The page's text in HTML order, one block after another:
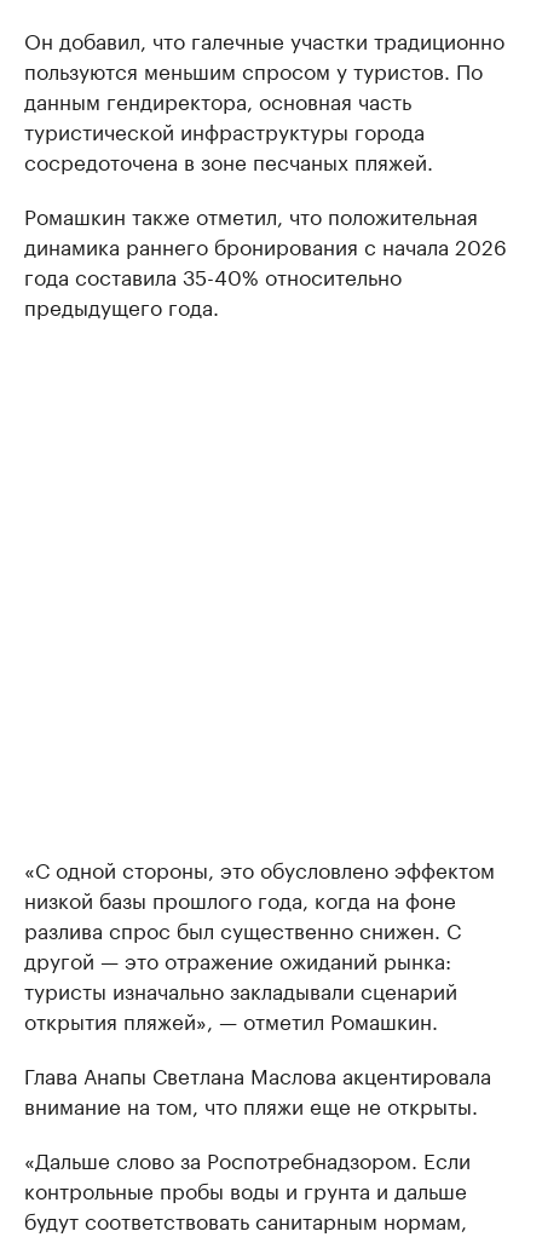
Он добавил, что галечные участки традиционно
пользуются меньшим спросом у туристов. По
данным гендиректора, основная часть
туристической инфраструктуры города
сосредоточена в зоне песчаных пляжей.
Ромашкин также отметил, что положительная
динамика раннего бронирования с начала 2026
года составила 35-40% относительно
предыдущего года.
«С одной стороны, это обусловлено эффектом
низкой базы прошлого года, когда на фоне
разлива спрос был существенно снижен. С
другой — это отражение ожиданий рынка:
туристы изначально закладывали сценарий
открытия пляжей», — отметил Ромашкин.
Глава Анапы Светлана Маслова акцентировала
внимание на том, что пляжи еще не открыты.
«Дальше слово за Роспотребнадзором. Если
контрольные пробы воды и грунта и дальше
будут соответствовать санитарным нормам,